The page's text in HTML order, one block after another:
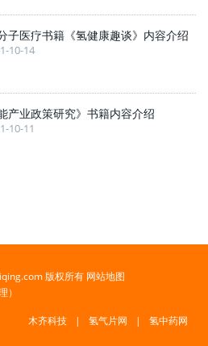
子医疗书籍《氢健康趣谈》内容介绍
10-14
产业政策研究》书籍内容介绍
10-11
版权所有 网站地图
）
木齐科技 氢气片网 氢中药网